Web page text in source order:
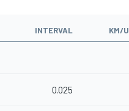
INTERVAL KM/U
0.025